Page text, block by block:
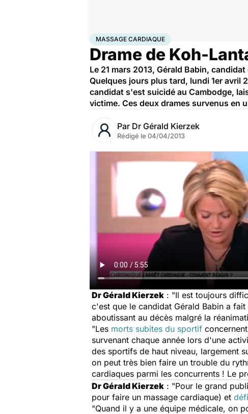
AccueilSantéMassage cardiaque
MASSAGE CARDIAQUE
Drame de Koh-
Le 21 mars 2013, Gérald Babin,
Quelques jours plus tard, lundi 1er avril
candidat s'est suicidé au Cambodge,
victime. Ces deux drames survenus en
Par Dr Gérald Kierzek
Rédigé le 04/04/2013
Dr Gérald Kierzek : "Il est toujours
c'est que le candidat Gérald Babin a fait
aboutissant au décès malgré la
"Les morts subites du sportif
survenant chaque année lors d'une
des sportifs de haut niveau, largement
on peut très bien faire un trouble du
cardiaques parmi les concurrents ! Le
Dr Gérald Kierzek : "Pour le grand
pour faire un massage cardiaque) et
"Quand il y a une équipe médicale, on